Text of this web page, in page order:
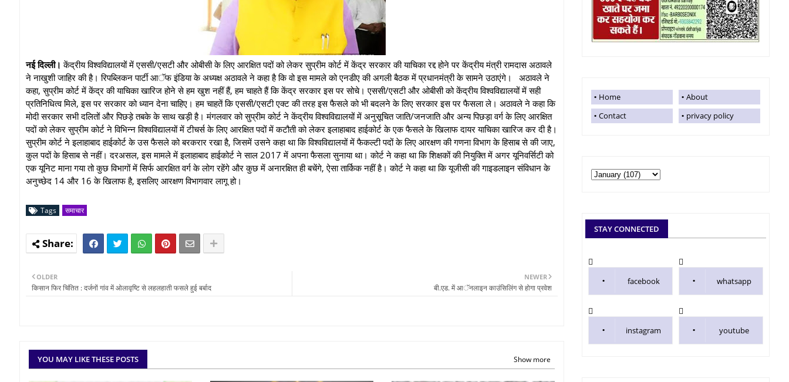
नई दिल्ली। केंद्रीय विश्वविद्यालयों में एससी/एसटी और ओबीसी के लिए आरक्षित पदों को लेकर सुप्रीम कोर्ट में केंद्र सरकार की याचिका रद्द होने पर केंद्रीय मंत्री रामदास अठावले
ने नाखुशी जाहिर की है। रिपब्लिकन पार्टी आॅफ इंडिया के अध्यक्ष अठावले ने कहा है कि वो इस मामले को एनडीए की अगली बैठक में प्रधानमंत्री के सामने उठाएंगे। अठावले ने
कहा, सुप्रीम कोर्ट में केंद्र की याचिका खारिज होने से हम खुश नहीं हैं, हम चाहते हैं कि केंद्र सरकार इस पर सोचे। एससी/एसटी और ओबीसी को केंद्रीय विश्वविद्यालयों में सही
प्रतिनिधित्व मिले, इस पर सरकार को ध्यान देना चाहिए। हम चाहतें कि एससी/एसटी एक्ट की तरह इस फैसले को भी बदलने के लिए सरकार इस पर फैसला ले। अठावले ने कहा कि
मोदी सरकार सभी दलितों और पिछड़े तबके के साथ खड़ी है। मंगलवार को सुप्रीम कोर्ट ने केंद्रीय विश्वविद्यालयों में अनुसूचित जाति/जनजाति और अन्य पिछड़ा वर्ग के लिए आरक्षित
पदों को लेकर सुप्रीम कोर्ट ने विभिन्न विश्वविद्यालयों में टीचर्स के लिए आरक्षित पदों में कटौती को लेकर इलाहाबाद हाईकोर्ट के एक फैसले के खिलाफ दायर याचिका खारिज कर दी है।
सुप्रीम कोर्ट ने इलाहाबाद हाईकोर्ट के उस फैसले को बरकरार रखा है, जिसमें उसने कहा था कि विश्वविद्यालयों में फैकल्टी पदों के लिए आरक्षण की गणना विभाग के हिसाब से की जाए,
कुल पदों के हिसाब से नहीं। दरअसल, इस मामले में इलाहाबाद हाईकोर्ट ने साल 2017 में अपना फैसला सुनाया था। कोर्ट ने कहा था कि शिक्षकों की नियुक्ति में अगर यूनिवर्सिटी को
एक यूनिट माना गया तो कुछ विभागों में सिर्फ आरक्षित वर्ग के लोग रहेंगे और कुछ में अनारक्षित ही बचेंगे, ऐसा तार्किक नहीं है। कोर्ट ने कहा था कि यूजीसी की गाइडलाइन संविधान के
अनुच्छेद 14 और 16 के खिलाफ है, इसलिए आरक्षण विभागवार लागू हो।
Tags समाचार
NEWER
बी.एड. में आॅनलाइन काउंसिलिंग से होगा प्रवेश
OLDER
किसान फिर चिंतित : दर्जनों गांव में ओलावृष्टि से लहलहाती फसले हुई बर्बाद
YOU MAY LIKE THESE POSTS Show more
Home
About
Contact
privacy policy
STAY CONNECTED
facebook whatsapp
instagram youtube